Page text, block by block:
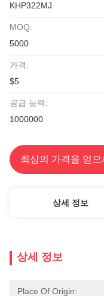
KHP322MJ
MOQ:
5000
가격:
$5
공급 능력:
1000000
최상의 가격을 얻으
상세 정보
상세 정보
Place Of Origin: